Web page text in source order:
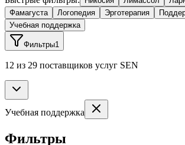
Фамагуста
Логопедия Эрготерапия
Учебная поддержка
Фильтры1
12 из 29 поставщиков услуг SEN
Учебная поддержка
Фильтры